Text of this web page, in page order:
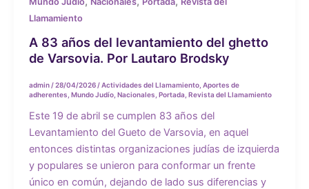
Llamamiento
A 83 años del levantamiento del ghetto
de Varsovia. Por Lautaro Brodsky
admin /28/04/2026 /Actividades del Llamamiento, Aportes de
adherentes Mundo Judío, Nacionales Portada Revista del Llamamiento
Este 19 de abril se cumplen 83 años del
Levantamiento del Gueto de Varsovia, en aquel
entonces distintas organizaciones judías de izquierda
y populares se unieron para conformar un frente
único en común, dejando de lado sus diferencias y